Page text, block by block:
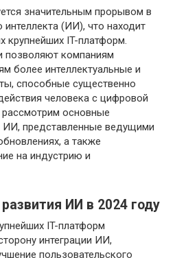
значительным прорывом в
интеллекта (ИИ), что находит
крупнейших IT-платформ.
позволяют компаниям
более интеллектуальные и
способные существенно
человека с цифровой
основные
ИИ, представленные ведущими
а также
на индустрию и
ИИ в 2024 году
IT-платформ
интеграции ИИ,
пользовательского